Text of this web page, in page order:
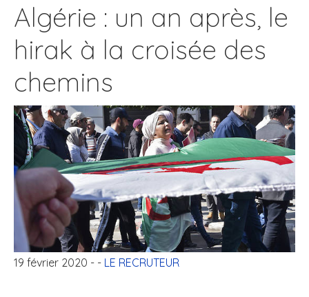
Algérie : un an après, le
hirak à la croisée des
chemins
19 février 2020 - - LE RECRUTEUR